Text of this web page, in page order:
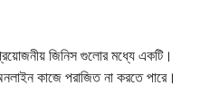
জিনিস গুলোর মধ্যে একটি।
কাজে পরাজিত না করতে পারে।